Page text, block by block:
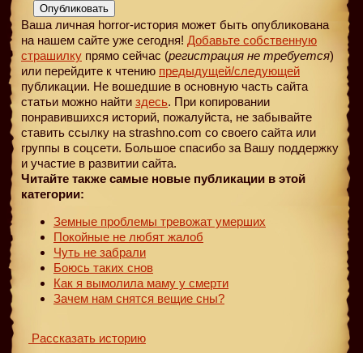
Опубликовать
Ваша личная horror-история может быть опубликована
на нашем сайте уже сегодня! Добавьте собственную
страшилку прямо сейчас (регистрация не требуется)
или перейдите к чтению предыдущей/следующей
публикации. Не вошедшие в основную часть сайта
статьи можно найти здесь. При копировании
понравившихся историй, пожалуйста, не забывайте
ставить ссылку на strashno.com со своего сайта или
группы в соцсети. Большое спасибо за Вашу поддержку
и участие в развитии сайта.
Читайте также самые новые публикации в этой
категории:
Земные проблемы тревожат умерших
Покойные не любят жалоб
Чуть не забрали
Боюсь таких снов
Как я вымолила маму у смерти
Зачем нам снятся вещие сны?
Рассказать историю